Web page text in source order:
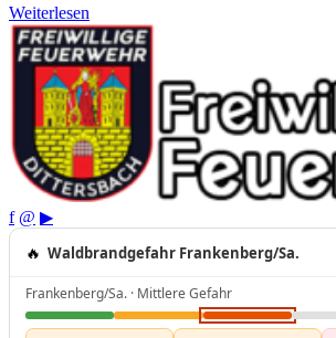
Weiterlesen
f @ ▶
🔥 Waldbrandgefahr Frankenberg/Sa.
Frankenberg/Sa. · Mittlere Gefahr